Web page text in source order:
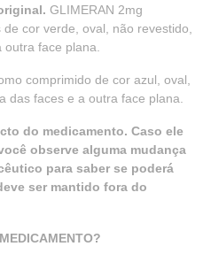
GLIMERAN 2mg
cor verde, oval, não revestido,
face plana.
comprimido de cor azul, oval,
das faces e a outra face plana.
do medicamento. Caso ele
observe alguma mudança
para saber se poderá
ser mantido fora do